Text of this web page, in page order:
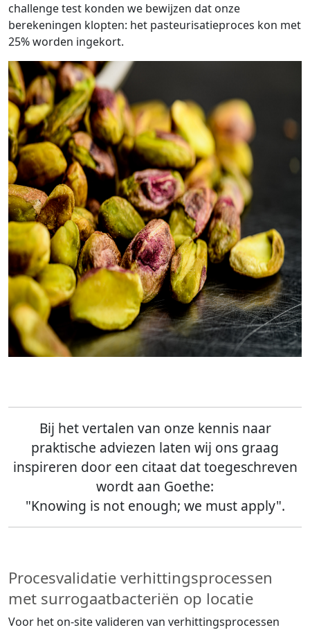
challenge test konden we bewijzen dat onze
berekeningen klopten: het pasteurisatieproces kon met
25% worden ingekort.
Bij het vertalen van onze kennis naar
praktische adviezen laten wij ons graag
inspireren door een citaat dat toegeschreven
wordt aan Goethe:
"Knowing is not enough; we must apply".
Procesvalidatie verhittingsprocessen
met surrogaatbacteriën op locatie
Voor het on-site valideren van verhittingsprocessen